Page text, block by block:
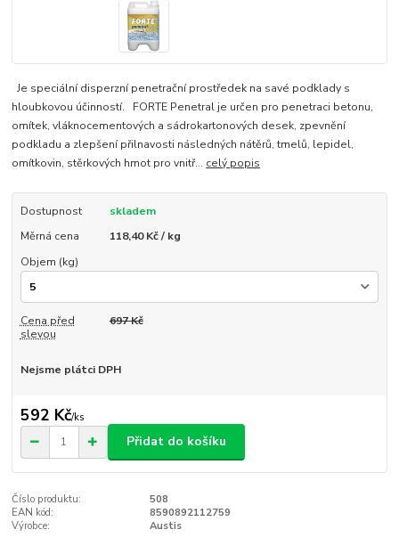
Je speciální disperzní penetrační prostředek na savé podklady s
hloubkovou účinností. FORTE Penetral je určen pro penetraci betonu,
omítek, vláknocementových a sádrokartonových desek, zpevnění
podkladu a zlepšení přilnavosti následných nátěrů, tmelů, lepidel,
omítkovin, stěrkových hmot pro vnitř... celý popis
Dostupnost
skladem
Měrná cena
118,40 Kč / kg
Objem (kg)
Cena před
slevou
697 Kč
Nejsme plátci DPH
592 Kč/ks
Přidat do košíku
Číslo produktu:
508
EAN kód:
8590892112759
Výrobce:
Austis